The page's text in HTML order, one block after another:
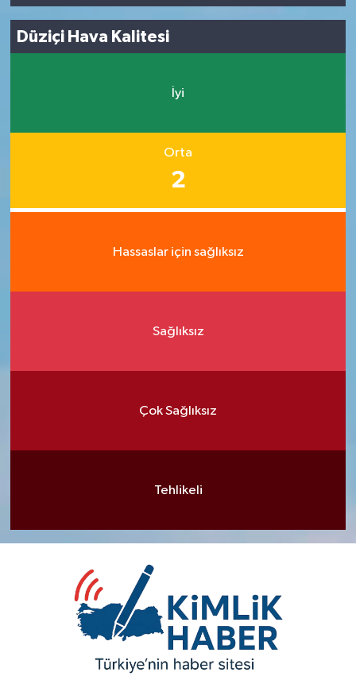
Düziçi Hava Kalitesi
İyi
Orta
2
Hassaslar için sağlıksız
Sağlıksız
Çok Sağlıksız
Tehlikeli